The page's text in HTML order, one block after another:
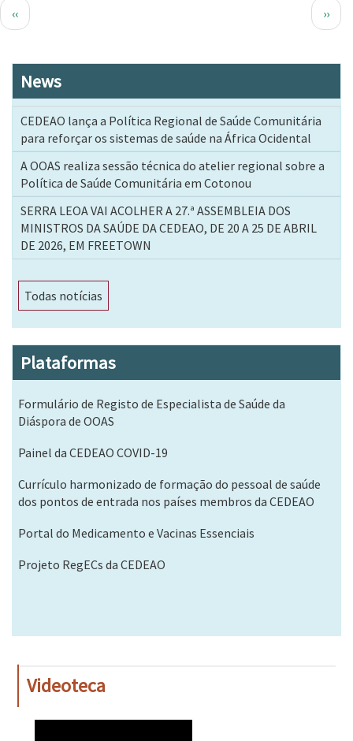
Página
‹‹ ››
News
CEDEAO lança a Política Regional de Saúde Comunitária
para reforçar os sistemas de saúde na África Ocidental
A OOAS realiza sessão técnica do atelier regional sobre a
Política de Saúde Comunitária em Cotonou
SERRA LEOA VAI ACOLHER A 27.ª ASSEMBLEIA DOS
MINISTROS DA SAÚDE DA CEDEAO, DE 20 A 25 DE ABRIL
DE 2026, EM FREETOWN
Todas notícias
Plataformas
Formulário de Registo de Especialista de Saúde da
Diáspora de OOAS
Painel da CEDEAO COVID-19
Currículo harmonizado de formação do pessoal de saúde
dos pontos de entrada nos países membros da CEDEAO
Portal do Medicamento e Vacinas Essenciais
Projeto RegECs da CEDEAO
Videoteca